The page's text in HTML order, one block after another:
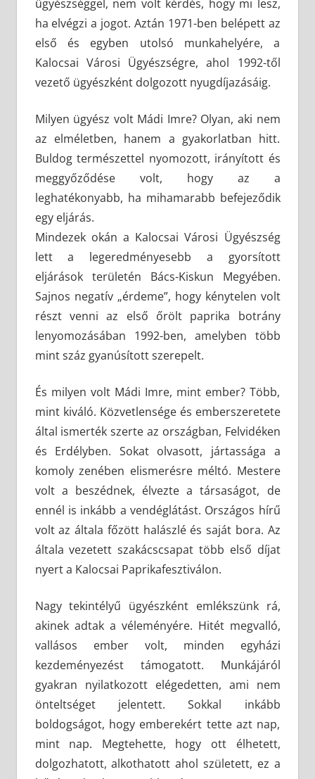
ügyészséggel, nem volt kérdés, hogy mi lesz,
ha elvégzi a jogot. Aztán 1971-ben belépett az
első és egyben utolsó munkahelyére, a
Kalocsai Városi Ügyészségre, ahol 1992-től
vezető ügyészként dolgozott nyugdíjazásáig.
Milyen ügyész volt Mádi Imre? Olyan, aki nem
az elméletben, hanem a gyakorlatban hitt.
Buldog természettel nyomozott, irányított és
meggyőződése volt, hogy az a
leghatékonyabb, ha mihamarabb befejeződik
egy eljárás.
Mindezek okán a Kalocsai Városi Ügyészség
lett a legeredményesebb a gyorsított
eljárások területén Bács-Kiskun Megyében.
Sajnos negatív „érdeme”, hogy kénytelen volt
részt venni az első őrölt paprika botrány
lenyomozásában 1992-ben, amelyben több
mint száz gyanúsított szerepelt.
És milyen volt Mádi Imre, mint ember? Több,
mint kiváló. Közvetlensége és emberszeretete
által ismerték szerte az országban, Felvidéken
és Erdélyben. Sokat olvasott, jártassága a
komoly zenében elismerésre méltó. Mestere
volt a beszédnek, élvezte a társaságot, de
ennél is inkább a vendéglátást. Országos hírű
volt az általa főzött halászlé és saját bora. Az
általa vezetett szakácscsapat több első díjat
nyert a Kalocsai Paprikafesztiválon.
Nagy tekintélyű ügyészként emlékszünk rá,
akinek adtak a véleményére. Hitét megvalló,
vallásos ember volt, minden egyházi
kezdeményezést támogatott. Munkájáról
gyakran nyilatkozott elégedetten, ami nem
önteltséget jelentett. Sokkal inkább
boldogságot, hogy emberekért tette azt nap,
mint nap. Megtehette, hogy ott élhetett,
dolgozhatott, alkothatott ahol született, ez a